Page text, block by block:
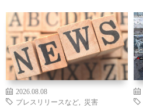
2026.08.08
プレスリリースなど
災害